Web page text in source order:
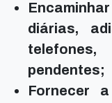
diárias,
pendentes;
Fornecer